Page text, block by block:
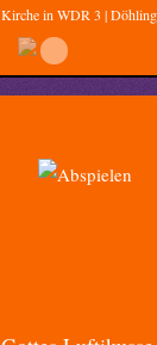
Kirche in WDR 3 | Döhling